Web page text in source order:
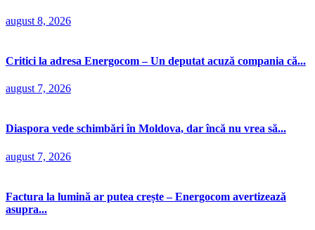
august 8, 2026
Critici la adresa Energocom – Un deputat acuză compania că...
august 7, 2026
Diaspora vede schimbări în Moldova, dar încă nu vrea să...
august 7, 2026
Factura la lumină ar putea crește – Energocom avertizează
asupra...